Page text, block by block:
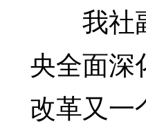
我社副
央全面深
改革又一